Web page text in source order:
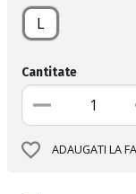
L
Cantitate
ADAUGATI LA